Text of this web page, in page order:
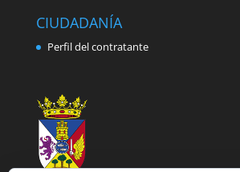
CIUDADANÍA
Perfil del contratante